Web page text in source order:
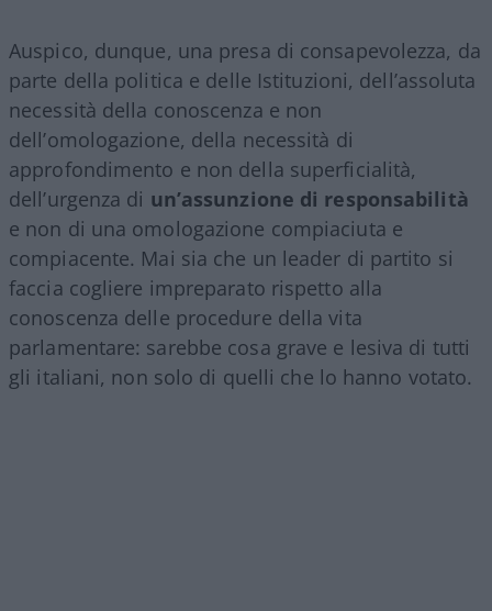
Auspico, dunque, una presa di consapevolezza, da
parte della politica e delle Istituzioni, dell’assoluta
necessità della conoscenza e non
dell’omologazione, della necessità di
approfondimento e non della superficialità,
dell’urgenza di un’assunzione di responsabilità
e non di una omologazione compiaciuta e
compiacente. Mai sia che un leader di partito si
faccia cogliere impreparato rispetto alla
conoscenza delle procedure della vita
parlamentare: sarebbe cosa grave e lesiva di tutti
gli italiani, non solo di quelli che lo hanno votato.